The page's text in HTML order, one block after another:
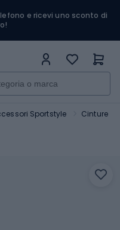
e ricevi uno sconto di
Sportstyle Cinture